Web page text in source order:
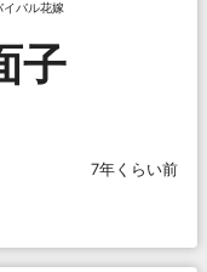
イバル花嫁
子
7年くらい前